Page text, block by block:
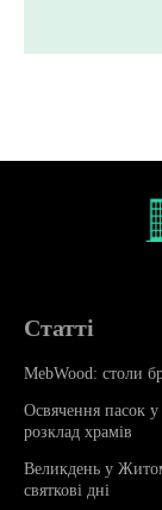
Статті
MebWood: столи
Освячення пасок
розклад храмів
Великдень у
святкові дні